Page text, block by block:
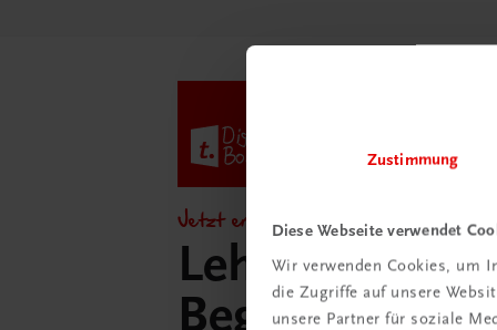
Zustimmung
Diese Webseite verwendet
Wir verwenden Cookies, um
die Zugriffe auf unsere
unsere Partner für soziale
Jetzt entdecken!
Lehrer/innen-
Begleitpakete